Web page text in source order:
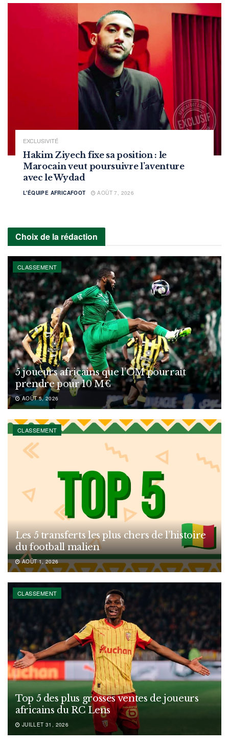
EXCLUSIVITÉ
Hakim Ziyech fixe sa position : le
Marocain veut poursuivre l’aventure
avec le Wydad
L'ÉQUIPE AFRICAFOOT AOÛT 7, 2026
Choix de la rédaction
CLASSEMENT
5 joueurs africains que l’OM pourrait
prendre pour 10 M€
AOÛT 5, 2026
CLASSEMENT
Les 5 transferts les plus chers de l’histoire
du football malien
AOÛT 1, 2026
CLASSEMENT
Top 5 des plus grosses ventes de joueurs
africains du RC Lens
JUILLET 31, 2026